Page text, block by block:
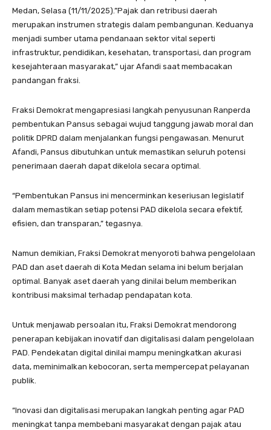
Medan, Selasa (11/11/2025).”Pajak dan retribusi daerah
merupakan instrumen strategis dalam pembangunan. Keduanya
menjadi sumber utama pendanaan sektor vital seperti
infrastruktur, pendidikan, kesehatan, transportasi, dan program
kesejahteraan masyarakat,” ujar Afandi saat membacakan
pandangan fraksi.
Fraksi Demokrat mengapresiasi langkah penyusunan Ranperda
pembentukan Pansus sebagai wujud tanggung jawab moral dan
politik DPRD dalam menjalankan fungsi pengawasan. Menurut
Afandi, Pansus dibutuhkan untuk memastikan seluruh potensi
penerimaan daerah dapat dikelola secara optimal.
“Pembentukan Pansus ini mencerminkan keseriusan legislatif
dalam memastikan setiap potensi PAD dikelola secara efektif,
efisien, dan transparan,” tegasnya.
Namun demikian, Fraksi Demokrat menyoroti bahwa pengelolaan
PAD dan aset daerah di Kota Medan selama ini belum berjalan
optimal. Banyak aset daerah yang dinilai belum memberikan
kontribusi maksimal terhadap pendapatan kota.
Untuk menjawab persoalan itu, Fraksi Demokrat mendorong
penerapan kebijakan inovatif dan digitalisasi dalam pengelolaan
PAD. Pendekatan digital dinilai mampu meningkatkan akurasi
data, meminimalkan kebocoran, serta mempercepat pelayanan
publik.
“Inovasi dan digitalisasi merupakan langkah penting agar PAD
meningkat tanpa membebani masyarakat dengan pajak atau